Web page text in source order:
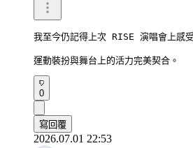
我至今仍記得上次 RISE 演唱會上感
運動裝扮與舞台上的活力完美契合。
0
寫回覆
2026.07.01 22:53